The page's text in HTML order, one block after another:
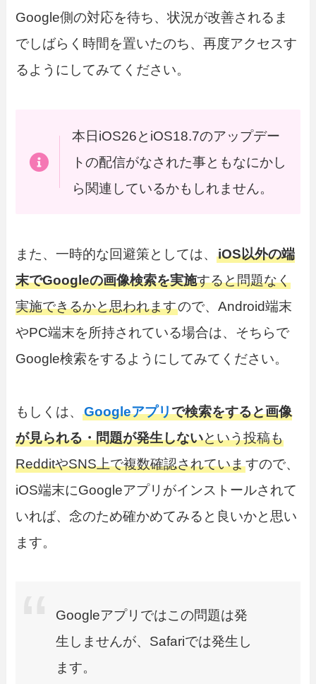
Google側の対応を待ち、状況が改善されるま
でしばらく時間を置いたのち、再度アクセスす
るようにしてみてください。
本日iOS26とiOS18.7のアップデー
トの配信がなされた事ともなにかし
ら関連しているかもしれません。
また、一時的な回避策としては、iOS以外の端
末でGoogleの画像検索を実施すると問題なく
実施できるかと思われますので、Android端末
やPC端末を所持されている場合は、そちらで
Google検索をするようにしてみてください。
もしくは、Googleアプリで検索をすると画像
が見られる・問題が発生しないという投稿も
RedditやSNS上で複数確認されていますので、
iOS端末にGoogleアプリがインストールされて
いれば、念のため確かめてみると良いかと思い
ます。
Googleアプリではこの問題は発
生しませんが、Safariでは発生し
ます。